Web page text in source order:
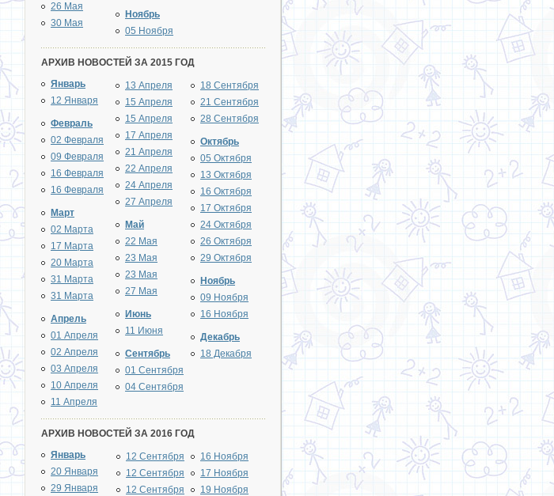
26 Мая
30 Мая
Ноябрь
05 Ноября
АРХИВ НОВОСТЕЙ ЗА 2015 ГОД
Январь
12 Января
Февраль
02 Февраля
09 Февраля
16 Февраля
16 Февраля
Март
02 Марта
17 Марта
20 Марта
31 Марта
31 Марта
Апрель
01 Апреля
02 Апреля
03 Апреля
10 Апреля
11 Апреля
13 Апреля
15 Апреля
15 Апреля
17 Апреля
21 Апреля
22 Апреля
24 Апреля
27 Апреля
Май
22 Мая
23 Мая
23 Мая
27 Мая
Июнь
11 Июня
Сентябрь
01 Сентября
04 Сентября
18 Сентября
21 Сентября
28 Сентября
Октябрь
05 Октября
13 Октября
16 Октября
17 Октября
24 Октября
26 Октября
29 Октября
Ноябрь
09 Ноября
16 Ноября
Декабрь
18 Декабря
АРХИВ НОВОСТЕЙ ЗА 2016 ГОД
Январь
20 Января
29 Января
12 Сентября
12 Сентября
12 Сентября
16 Ноября
17 Ноября
19 Ноября